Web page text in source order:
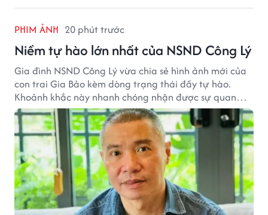
PHIM ẢNH 20 phút trước
Niềm tự hào lớn nhất của NSND Công Lý
Gia đình NSND Công Lý vừa chia sẻ hình ảnh mới của
con trai Gia Bảo kèm dòng trạng thái đầy tự hào.
Khoảnh khắc này nhanh chóng nhận được sự quan
tâm từ đông đảo khán giả.